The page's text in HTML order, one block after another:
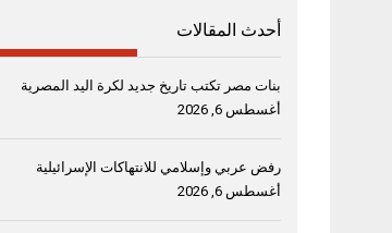
أحدث المقالات
بنات مصر تكتب تاريخ جديد لكرة اليد المصرية
أغسطس 6, 2026
رفض عربي وإسلامي للانتهاكات الإسرائيلية
أغسطس 6, 2026